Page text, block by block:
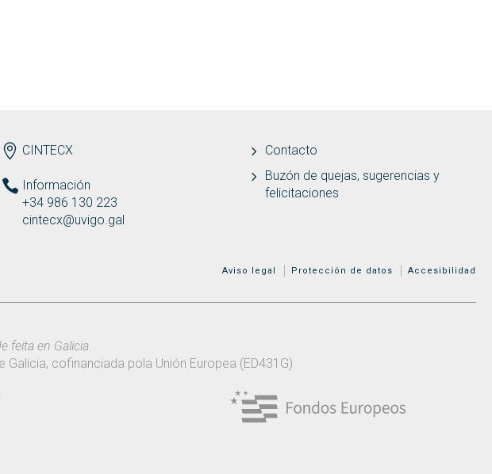
ES
CINTECX
Información
+34 986 130 223
cintecx@uvigo.gal
Contacto
Buzón de quejas, sugerencias y
felicitaciones
MENÚ ADICIONAL
Aviso legal Protección de datos Accesibilidad
feita en Galicia.
cofinanciada pola Unión Europea (ED431G)